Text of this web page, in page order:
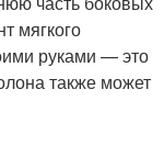
мягкого
руками — это
также может